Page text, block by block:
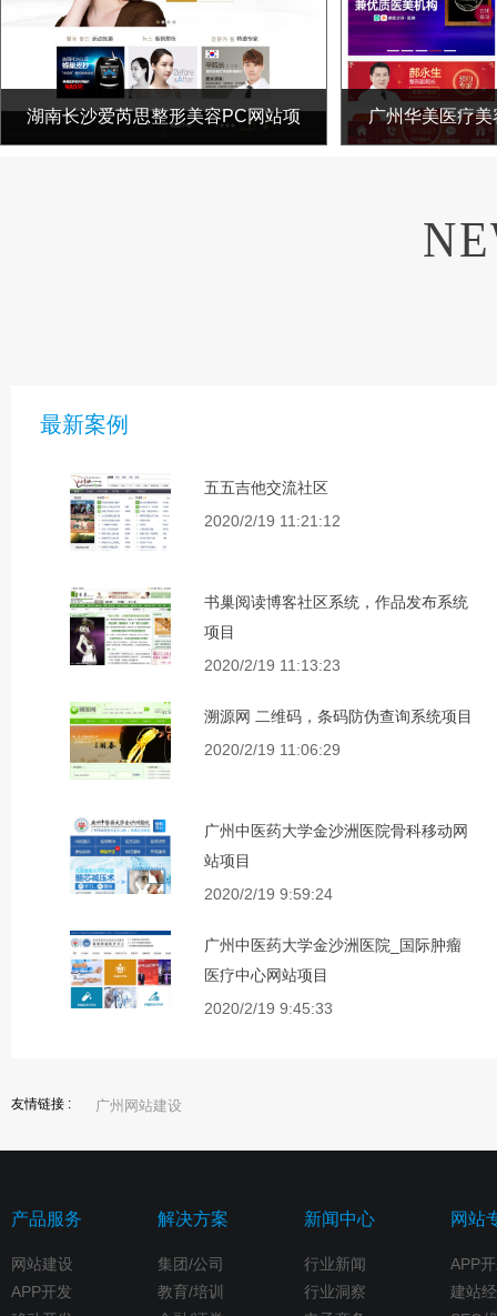
湖南长沙爱芮思整形美容PC网站项 广州华美医疗
最新案例
五五吉他交流社区
2020/2/19 11:21:12
书巢阅读博客社区系统，作品发布系统
项目
2020/2/19 11:13:23
溯源网 二维码，条码防伪查询系统项目
2020/2/19 11:06:29
广州中医药大学金沙洲医院骨科移动网
站项目
2020/2/19 9:59:24
广州中医药大学金沙洲医院_国际肿瘤
医疗中心网站项目
2020/2/19 9:45:33
友情链接 : 广州网站建设
产品服务
网站建设
APP开发
解决方案
集团/公司
教育/培训
新闻中心
行业新闻
行业洞察
网站
APP
建站